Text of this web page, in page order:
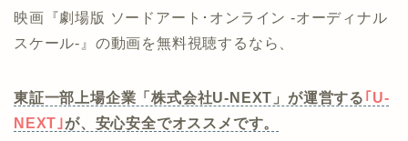
映画『劇場版 ソードアート･オンライン -オーディナル
スケール-』の動画を無料視聴するなら、
東証一部上場企業「株式会社U-NEXT」が運営する ｢U-
NEXT｣ が、安心安全でオススメです。